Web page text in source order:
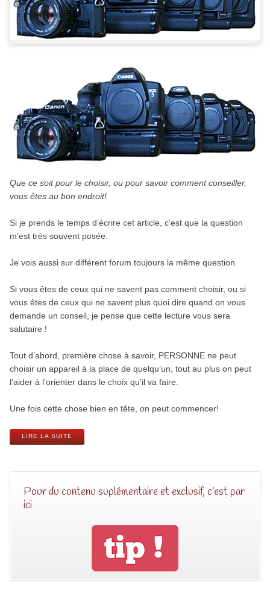
Que ce soit pour le choisir, ou pour savoir comment conseiller,
vous êtes au bon endroit!
Si je prends le temps d’écrire cet article, c’est que la question
m’est très souvent posée.
Je vois aussi sur différent forum toujours la même question.
Si vous êtes de ceux qui ne savent pas comment choisir, ou si
vous êtes de ceux qui ne savent plus quoi dire quand on vous
demande un conseil, je pense que cette lecture vous sera
salutaire !
Tout d’abord, première chose à savoir, PERSONNE ne peut
choisir un appareil à la place de quelqu’un, tout au plus on peut
l’aider à l’orienter dans le choix qu’il va faire.
Une fois cette chose bien en tête, on peut commencer!
LIRE LA SUITE
Pour du contenu suplémentaire et exclusif, c’est par
ici